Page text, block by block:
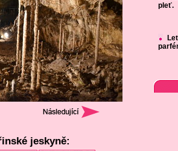
jeskyně:
pleť.